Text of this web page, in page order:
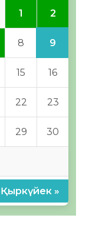
1 2
8 9
15 16
22 23
29 30
Қыркүйек »